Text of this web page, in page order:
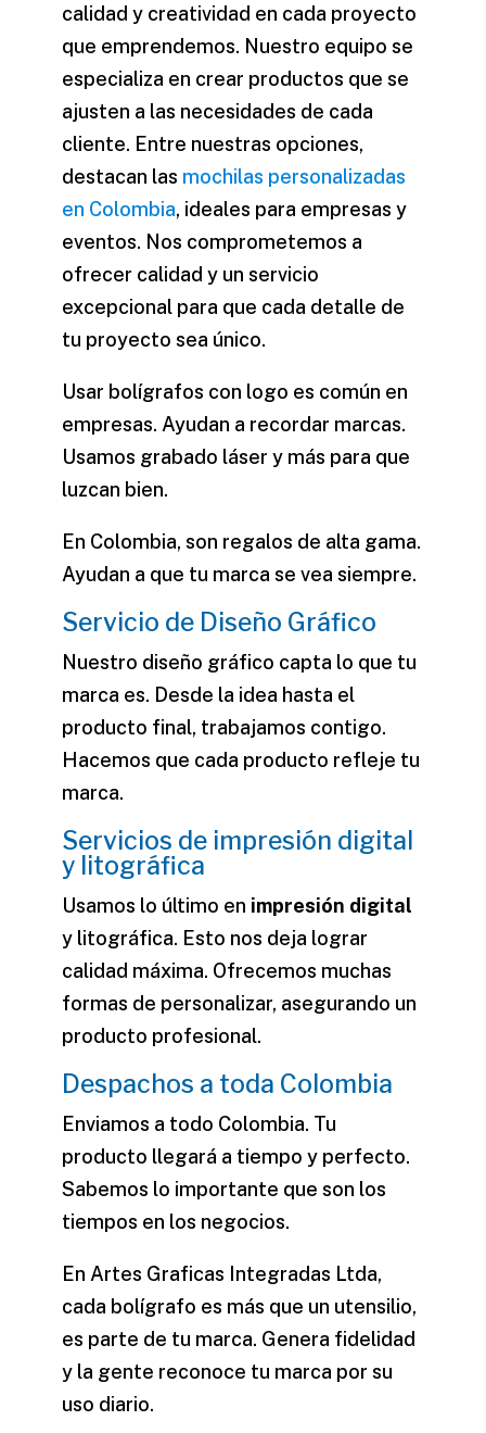
calidad y creatividad en cada proyecto
que emprendemos. Nuestro equipo se
especializa en crear productos que se
ajusten a las necesidades de cada
cliente. Entre nuestras opciones,
destacan las mochilas personalizadas
en Colombia, ideales para empresas y
eventos. Nos comprometemos a
ofrecer calidad y un servicio
excepcional para que cada detalle de
tu proyecto sea único.
Usar bolígrafos con logo es común en
empresas. Ayudan a recordar marcas.
Usamos grabado láser y más para que
luzcan bien.
En Colombia, son regalos de alta gama.
Ayudan a que tu marca se vea siempre.
Servicio de Diseño Gráfico
Nuestro diseño gráfico capta lo que tu
marca es. Desde la idea hasta el
producto final, trabajamos contigo.
Hacemos que cada producto refleje tu
marca.
Servicios de impresión digital
y litográfica
Usamos lo último en impresión digital
y litográfica. Esto nos deja lograr
calidad máxima. Ofrecemos muchas
formas de personalizar, asegurando un
producto profesional.
Despachos a toda Colombia
Enviamos a todo Colombia. Tu
producto llegará a tiempo y perfecto.
Sabemos lo importante que son los
tiempos en los negocios.
En Artes Graficas Integradas Ltda,
cada bolígrafo es más que un utensilio,
es parte de tu marca. Genera fidelidad
y la gente reconoce tu marca por su
uso diario.